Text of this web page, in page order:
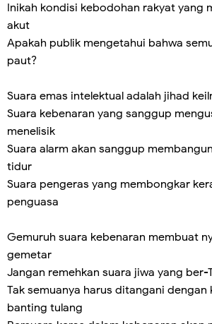
Inikah kondisi kebodohan rakyat yang
akut
Apakah publik mengetahui bahwa
paut?
Suara emas intelektual adalah jihad
Suara kebenaran yang sanggup
menelisik
Suara alarm akan sanggup
tidur
Suara pengeras yang membongkar
penguasa
Gemuruh suara kebenaran membuat
gemetar
Jangan remehkan suara jiwa yang ber-
Tak semuanya harus ditangani
banting tulang